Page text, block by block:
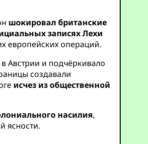
шокировал британские
записях Лехи
европейских операций.
в Австрии и подчёркивало
создавали
исчез из общественной
насилия,
ясности.